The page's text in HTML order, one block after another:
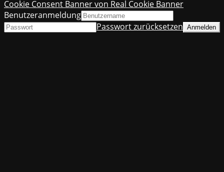
Cookie Consent Banner von Real Cookie Banner
Benutzeranmeldung
Passwort zurücksetzen